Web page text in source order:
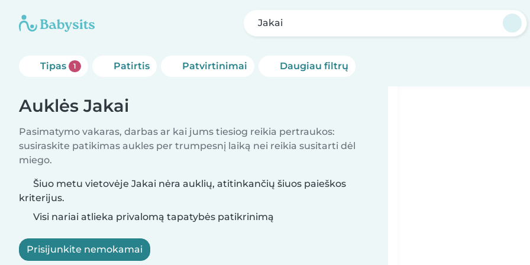
Jakai
Tipas 1 Patirtis Patvirtinimai Daugiau filtrų
Auklės Jakai
Pasimatymo vakaras, darbas ar kai jums tiesiog reikia pertraukos:
susiraskite patikimas aukles per trumpesnį laiką nei reikia susitarti dėl
miego.
Šiuo metu vietovėje Jakai nėra auklių, atitinkančių šiuos paieškos
kriterijus.
Visi nariai atlieka privalomą tapatybės patikrinimą
Prisijunkite nemokamai